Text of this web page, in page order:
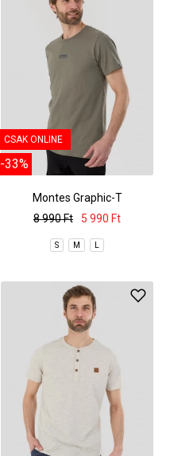
CSAK ONLINE
-33%
Montes Graphic-T
8 990 Ft
5 990 Ft
S M L